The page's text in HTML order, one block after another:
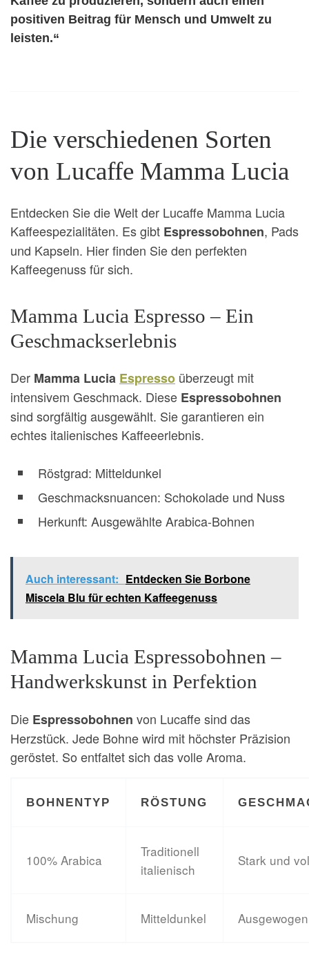
positiven Beitrag für Mensch und Umwelt zu
leisten.“
Die verschiedenen Sorten
von Lucaffe Mamma Lucia
Entdecken Sie die Welt der Lucaffe Mamma Lucia
Kaffeespezialitäten. Es gibt Espressobohnen, Pads
und Kapseln. Hier finden Sie den perfekten
Kaffeegenuss für sich.
Mamma Lucia Espresso – Ein
Geschmackserlebnis
Der Mamma Lucia Espresso überzeugt mit
intensivem Geschmack. Diese Espressobohnen
sind sorgfältig ausgewählt. Sie garantieren ein
echtes italienisches Kaffeeerlebnis.
Röstgrad: Mitteldunkel
Geschmacksnuancen: Schokolade und Nuss
Herkunft: Ausgewählte Arabica-Bohnen
Auch interessant: Entdecken Sie Borbone
Miscela Blu für echten Kaffeegenuss
Mamma Lucia Espressobohnen –
Handwerkskunst in Perfektion
Die Espressobohnen von Lucaffe sind das
Herzstück. Jede Bohne wird mit höchster Präzision
geröstet. So entfaltet sich das volle Aroma.
BOHNENTYP RÖSTUNG
100% Arabica
Traditionell
italienisch
Stark und
Mischung Mitteldunkel Ausgewogen